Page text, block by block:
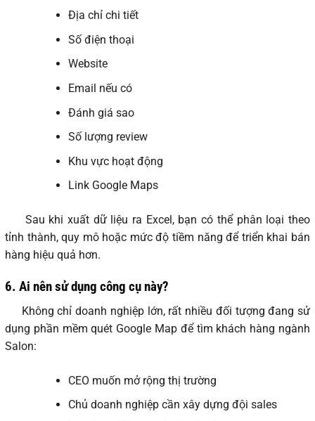
Địa chỉ chi tiết
Số điện thoại
Website
Email nếu có
Đánh giá sao
Số lượng review
Khu vực hoạt động
Link Google Maps
Sau khi xuất dữ liệu ra Excel, bạn có thể phân loại theo
tỉnh thành, quy mô hoặc mức độ tiềm năng để triển khai bán
hàng hiệu quả hơn.
6. Ai nên sử dụng công cụ này?
Không chỉ doanh nghiệp lớn, rất nhiều đối tượng đang sử
dụng phần mềm quét Google Map để tìm khách hàng ngành
Salon:
CEO muốn mở rộng thị trường
Chủ doanh nghiệp cần xây dựng đội sales